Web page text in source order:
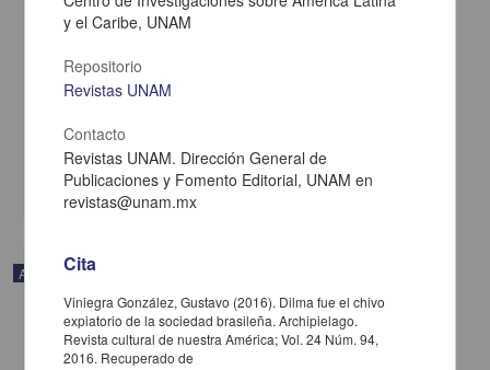
Esplendor y ceniza
Calvo, Guadi - Centro de Investigaciones sobre América Latina y el
2021-02-05
Multidisciplina
Artículo
y el Caribe, UNAM
Repositorio
Revistas UNAM
Contacto
Revistas UNAM. Dirección General de
Publicaciones y Fomento Editorial, UNAM en
revistas@unam.mx
Cita
Viniegra González, Gustavo (2016). Dilma fue el chivo
expiatorio de la sociedad brasileña. Archipielago.
Revista cultural de nuestra América; Vol. 24 Núm. 94,
2016. Recuperado de